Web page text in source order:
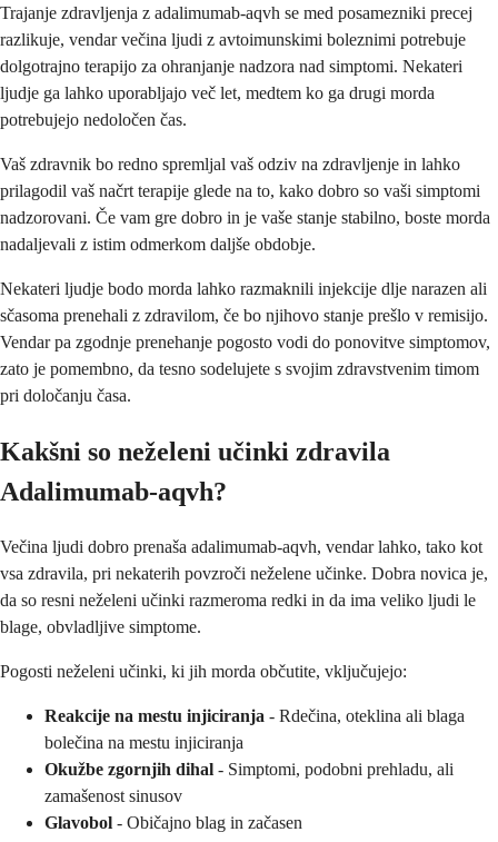
Trajanje zdravljenja z adalimumab-aqvh se med posamezniki precej
razlikuje, vendar večina ljudi z avtoimunskimi boleznimi potrebuje
dolgotrajno terapijo za ohranjanje nadzora nad simptomi. Nekateri
ljudje ga lahko uporabljajo več let, medtem ko ga drugi morda
potrebujejo nedoločen čas.
Vaš zdravnik bo redno spremljal vaš odziv na zdravljenje in lahko
prilagodil vaš načrt terapije glede na to, kako dobro so vaši simptomi
nadzorovani. Če vam gre dobro in je vaše stanje stabilno, boste morda
nadaljevali z istim odmerkom daljše obdobje.
Nekateri ljudje bodo morda lahko razmaknili injekcije dlje narazen ali
sčasoma prenehali z zdravilom, če bo njihovo stanje prešlo v remisijo.
Vendar pa zgodnje prenehanje pogosto vodi do ponovitve simptomov,
zato je pomembno, da tesno sodelujete s svojim zdravstvenim timom
pri določanju časa.
Kakšni so neželeni učinki zdravila
Adalimumab-aqvh?
Večina ljudi dobro prenaša adalimumab-aqvh, vendar lahko, tako kot
vsa zdravila, pri nekaterih povzroči neželene učinke. Dobra novica je,
da so resni neželeni učinki razmeroma redki in da ima veliko ljudi le
blage, obvladljive simptome.
Pogosti neželeni učinki, ki jih morda občutite, vključujejo:
Reakcije na mestu injiciranja - Rdečina, oteklina ali blaga
bolečina na mestu injiciranja
Okužbe zgornjih dihal - Simptomi, podobni prehladu, ali
zamašenost sinusov
Glavobol - Običajno blag in začasen